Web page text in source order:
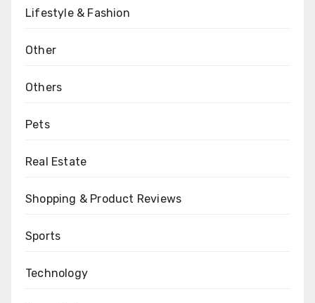
Lifestyle & Fashion
Other
Others
Pets
Real Estate
Shopping & Product Reviews
Sports
Technology